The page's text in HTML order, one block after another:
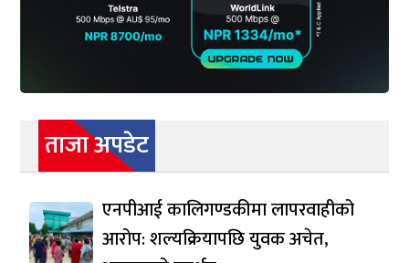
ताजा अपडेट
एनपीआई कालिगण्डकीमा लापरवाहीको
आरोप: शल्यक्रियापछि युवक अचेत,